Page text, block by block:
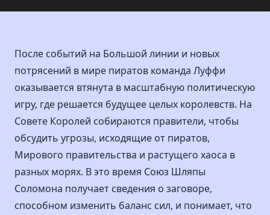
После событий на Большой линии и новых
потрясений в мире пиратов команда Луффи
оказывается втянута в масштабную политическую
игру, где решается будущее целых королевств. На
Совете Королей собираются правители, чтобы
обсудить угрозы, исходящие от пиратов,
Мирового правительства и растущего хаоса в
разных морях. В это время Союз Шляпы
Соломона получает сведения о заговоре,
способном изменить баланс сил, и понимает, что